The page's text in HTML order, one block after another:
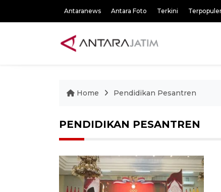
Antaranews Antara Foto Terkini
Home Pendidikan Pesantren
PENDIDIKAN PESANTREN